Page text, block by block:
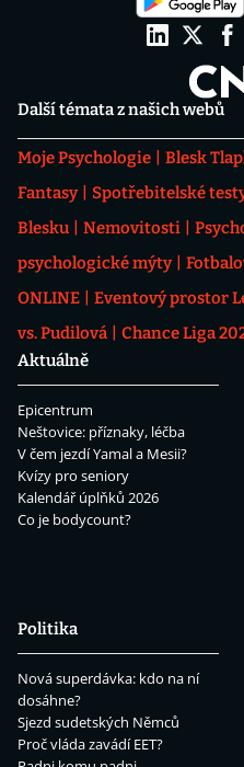
Další témata z našich webů
Moje Psychologie Blesk
Fantasy
Spotřebitelské
Blesku
Nemovitosti
psychologické mýty
ONLINE
Eventový prostor
vs. Pudilová
Chance Liga
Aktuálně
Epicentrum
Neštovice: příznaky, léčba
V čem jezdí Yamal a Mesii?
Kvízy pro seniory
Kalendář úplňků 2026
Co je bodycount?
Politika
Nová superdávka: kdo na ní
dosáhne?
Sjezd sudetských Němců
Proč vláda zavádí EET?